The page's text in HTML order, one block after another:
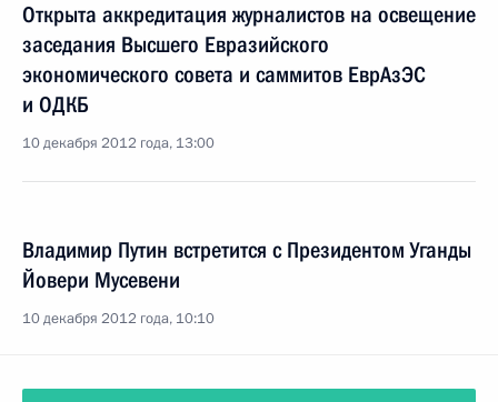
Открыта аккредитация журналистов на освещение
заседания Высшего Евразийского
экономического совета и саммитов ЕврАзЭС
и ОДКБ
10 декабря 2012 года, 13:00
Владимир Путин встретится с Президентом Уганды
Йовери Мусевени
10 декабря 2012 года, 10:10